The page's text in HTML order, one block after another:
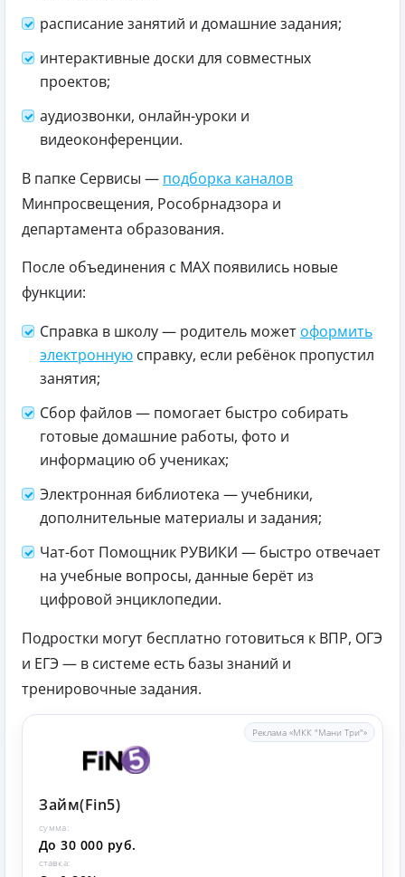
расписание занятий и домашние задания;
интерактивные доски для совместных
проектов;
аудиозвонки, онлайн-уроки и
видеоконференции.
В папке Сервисы — подборка каналов
Минпросвещения, Рособрнадзора и
департамента образования.
После объединения с MAX появились новые
функции:
Справка в школу — родитель может оформить
электронную справку, если ребёнок пропустил
занятия;
Сбор файлов — помогает быстро собирать
готовые домашние работы, фото и
информацию об учениках;
Электронная библиотека — учебники,
дополнительные материалы и задания;
Чат-бот Помощник РУВИКИ — быстро отвечает
на учебные вопросы, данные берёт из
цифровой энциклопедии.
Подростки могут бесплатно готовиться к ВПР, ОГЭ
и ЕГЭ — в системе есть базы знаний и
тренировочные задания.
Реклама «МКК "Мани Три"»
Займ(Fin5)
сумма:
До 30 000 руб.
ставка: